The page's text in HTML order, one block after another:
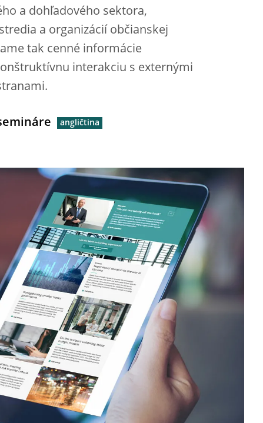
a dohľadového sektora,
a organizácií občianskej
tak cenné informácie
interakciu s externými